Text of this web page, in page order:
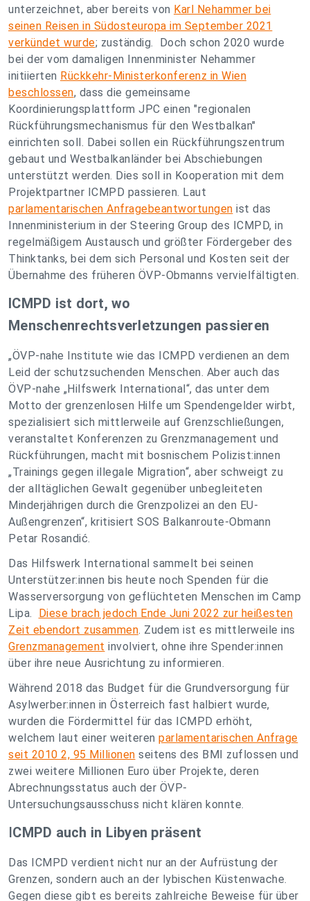
unterzeichnet, aber bereits von Karl Nehammer bei
seinen Reisen in Südosteuropa im September 2021
verkündet wurde; zuständig. Doch schon 2020 wurde
bei der vom damaligen Innenminister Nehammer
initiierten Rückkehr-Ministerkonferenz in Wien
beschlossen, dass die gemeinsame
Koordinierungsplattform JPC einen "regionalen
Rückführungsmechanismus für den Westbalkan"
einrichten soll. Dabei sollen ein Rückführungszentrum
gebaut und Westbalkanländer bei Abschiebungen
unterstützt werden. Dies soll in Kooperation mit dem
Projektpartner ICMPD passieren. Laut
parlamentarischen Anfragebeantwortungen ist das
Innenministerium in der Steering Group des ICMPD, in
regelmäßigem Austausch und größter Fördergeber des
Thinktanks, bei dem sich Personal und Kosten seit der
Übernahme des früheren ÖVP-Obmanns vervielfältigten.
ICMPD ist dort, wo
Menschenrechtsverletzungen passieren
„ÖVP-nahe Institute wie das ICMPD verdienen an dem
Leid der schutzsuchenden Menschen. Aber auch das
ÖVP-nahe „Hilfswerk International“, das unter dem
Motto der grenzenlosen Hilfe um Spendengelder wirbt,
spezialisiert sich mittlerweile auf Grenzschließungen,
veranstaltet Konferenzen zu Grenzmanagement und
Rückführungen, macht mit bosnischem Polizist:innen
„Trainings gegen illegale Migration“, aber schweigt zu
der alltäglichen Gewalt gegenüber unbegleiteten
Minderjährigen durch die Grenzpolizei an den EU-
Außengrenzen“, kritisiert SOS Balkanroute-Obmann
Petar Rosandić.
Das Hilfswerk International sammelt bei seinen
Unterstützer:innen bis heute noch Spenden für die
Wasserversorgung von geflüchteten Menschen im Camp
Lipa. Diese brach jedoch Ende Juni 2022 zur heißesten
Zeit ebendort zusammen. Zudem ist es mittlerweile ins
Grenzmanagement involviert, ohne ihre Spender:innen
über ihre neue Ausrichtung zu informieren.
Während 2018 das Budget für die Grundversorgung für
Asylwerber:innen in Österreich fast halbiert wurde,
wurden die Fördermittel für das ICMPD erhöht,
welchem laut einer weiteren parlamentarischen Anfrage
seit 2010 2, 95 Millionen seitens des BMI zuflossen und
zwei weitere Millionen Euro über Projekte, deren
Abrechnungsstatus auch der ÖVP-
Untersuchungsausschuss nicht klären konnte.
ICMPD auch in Libyen präsent
Das ICMPD verdient nicht nur an der Aufrüstung der
Grenzen, sondern auch an der lybischen Küstenwache.
Gegen diese gibt es bereits zahlreiche Beweise für über